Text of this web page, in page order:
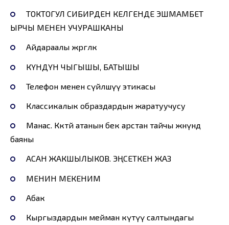
ТОКТОГУЛ СИБИРДЕН КЕЛГЕНДЕ ЭШМАМБЕТ
ЫРЧЫ МЕНЕН УЧУРАШКАНЫ
Айдараалы жөргөлөк
КҮНДҮН ЧЫГЫШЫ, БАТЫШЫ
Телефон менен сүйлөшүү этикасы
Классикалык образдардын жаратуучусу
Манас. Көкөтөй атанын бек арстан тайчы жөнүндө
баяны
АСАН ЖАКШЫЛЫКОВ. ЭҢСЕТКЕН ЖАЗ
МЕНИН МЕКЕНИМ
Абак
Кыргыздардын мейман күтүү салтындагы